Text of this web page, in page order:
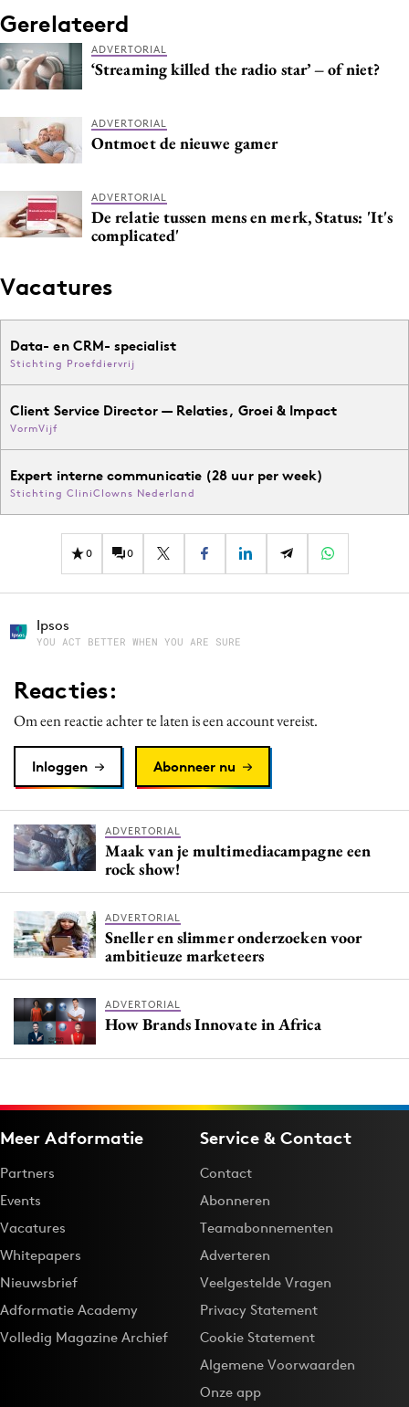
Gerelateerd
ADVERTORIAL
‘Streaming killed the radio star’ – of niet?
ADVERTORIAL
Ontmoet de nieuwe gamer
ADVERTORIAL
De relatie tussen mens en merk, Status: 'It's
complicated'
Vacatures
Data- en CRM- specialist
Stichting Proefdiervrij
Client Service Director — Relaties, Groei & Impact
VormVijf
Expert interne communicatie (28 uur per week)
Stichting CliniClowns Nederland
0 0
Ipsos
YOU ACT BETTER WHEN YOU ARE SURE
Reacties:
Om een reactie achter te laten is een account vereist.
Inloggen Abonneer nu
ADVERTORIAL
Maak van je multimediacampagne een
rock show!
ADVERTORIAL
Sneller en slimmer onderzoeken voor
ambitieuze marketeers
ADVERTORIAL
How Brands Innovate in Africa
Meer Adformatie
Partners
Events
Vacatures
Whitepapers
Nieuwsbrief
Adformatie Academy
Volledig Magazine Archief
Service & Contact
Contact
Abonneren
Teamabonnementen
Adverteren
Veelgestelde Vragen
Privacy Statement
Cookie Statement
Algemene Voorwaarden
Onze app